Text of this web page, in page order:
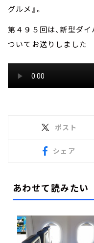
グルメ』。
第４９５回は、新型ダ
ついてお送りしました
ポスト
シェア
あわせて読みたい